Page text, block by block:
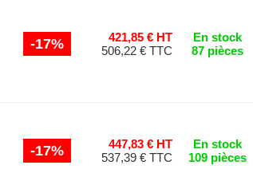
-17%
421,85 € HT
506,22 € TTC
En stock
87 pièces
-17%
447,83 € HT
537,39 € TTC
En stock
109 pièces